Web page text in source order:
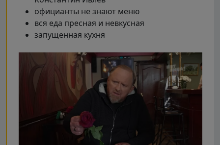
официанты не знают меню
вся еда пресная и невкусная
запущенная кухня